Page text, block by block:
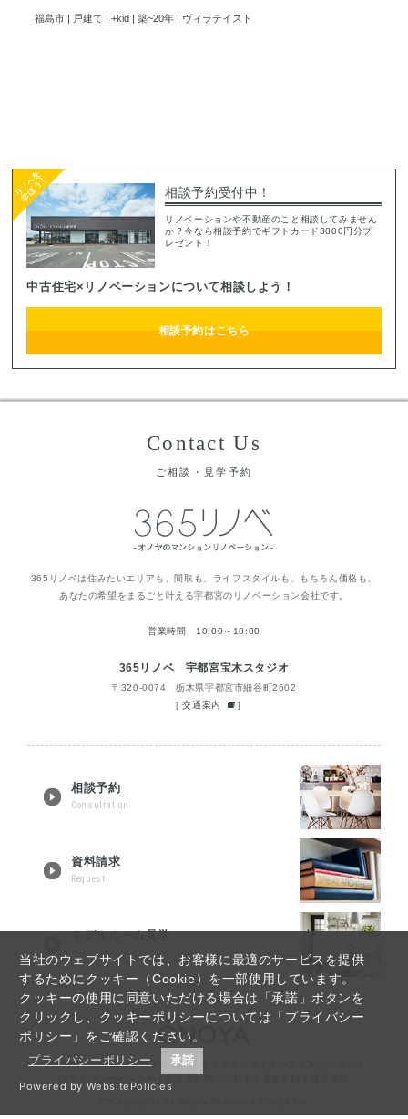
当社のウェブサイトでは、お客様に最適のサービスを提供
するためにクッキー（Cookie）を一部使用しています。
クッキーの使用に同意いただける場合は「承諾」ボタンを
クリックし、クッキーポリシーについては「プライバシー
ポリシー」をご確認ください。
プライバシーポリシー
承諾
Powered by WebsitePolicies
福島市 | 戸建て | +kid | 築~20年 | ヴィラテイスト
相談予約受付中！
リノベーションや不動産のこと相談してみません
か？今なら相談予約でギフトカード3000円分プ
レゼント！
中古住宅×リノベーションについて相談しよう！
相談予約はこちら
Contact Us
ご相談・見学予約
365リノベは住みたいエリアも、間取も、ライフスタイルも、もちろん価格も、
あなたの希望をまるごと叶える宇都宮のリノベーション会社です。
営業時間 10:00～18:00
365リノベ 宇都宮宝木スタジオ
〒320-0074 栃木県宇都宮市細谷町2602
[交通案内 ]
相談予約
Consultation
資料請求
Request
モデルルーム見学
Tour reservation
宇都宮リノベーションTOP Q&A｜